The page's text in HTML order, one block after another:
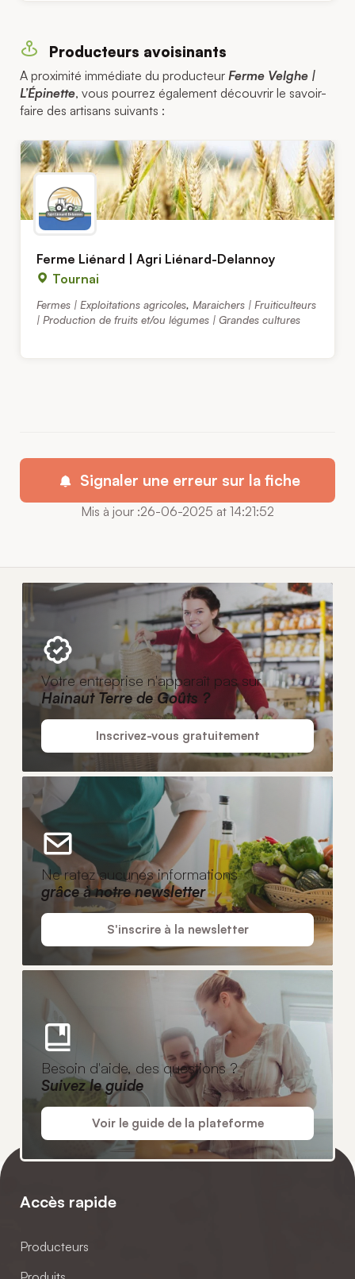
Producteurs avoisinants
A proximité immédiate du producteur Ferme Velghe |
L’Épinette, vous pourrez également découvrir le savoir-
faire des artisans suivants :
Ferme Liénard | Agri Liénard-Delannoy
Tournai
Fermes | Exploitations agricoles, Maraichers | Fruiticulteurs
| Production de fruits et/ou légumes | Grandes cultures
Signaler une erreur sur la fiche
Mis à jour :26-06-2025 at 14:21:52
Votre entreprise n'apparaît pas sur
Hainaut Terre de Goûts ?
Inscrivez-vous gratuitement
Ne ratez aucunes informations
grâce à notre newsletter
S'inscrire à la newsletter
Besoin d'aide, des questions ?
Suivez le guide
Voir le guide de la plateforme
Accès rapide
Producteurs